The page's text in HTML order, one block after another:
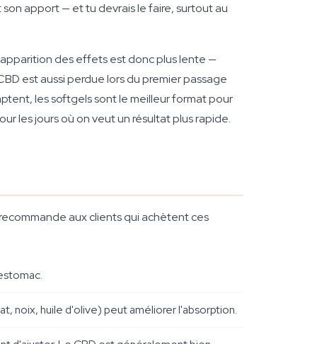
apport — et tu devrais le faire, surtout au
des effets est donc plus lente —
est aussi perdue lors du premier passage
les softgels sont le meilleur format pour
les jours où on veut un résultat plus rapide.
aux clients qui achètent ces
noix, huile d'olive) peut améliorer l'absorption.